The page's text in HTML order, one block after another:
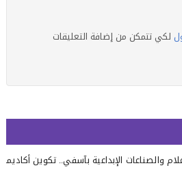
لكي تتمكن من إضافة التعليقات
والصناعات الإبداعية بآسفي.. تكوين